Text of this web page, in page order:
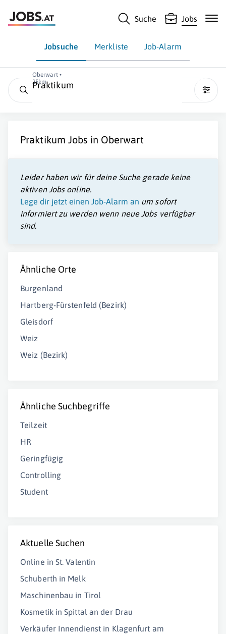
Suche Jobs
Jobsuche Merkliste Job-Alarm
Oberwart •
25km
Praktikum
Praktikum Jobs in Oberwart
Leider haben wir für deine Suche gerade keine
aktiven Jobs online.
Lege dir jetzt einen Job-Alarm an um sofort
informiert zu werden wenn neue Jobs verfügbar
sind.
Ähnliche Orte
Burgenland
Hartberg-Fürstenfeld (Bezirk)
Gleisdorf
Weiz
Weiz (Bezirk)
Ähnliche Suchbegriffe
Teilzeit
HR
Geringfügig
Controlling
Student
Aktuelle Suchen
Online in St. Valentin
Schuberth in Melk
Maschinenbau in Tirol
Kosmetik in Spittal an der Drau
Verkäufer Innendienst in Klagenfurt am